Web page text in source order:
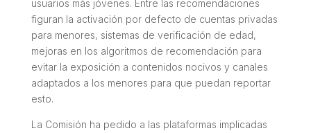
usuarios más jóvenes. Entre las recomendaciones
figuran la activación por defecto de cuentas privadas
para menores, sistemas de verificación de edad,
mejoras en los algoritmos de recomendación para
evitar la exposición a contenidos nocivos y canales
adaptados a los menores para que puedan reportar
esto.
La Comisión ha pedido a las plataformas implicadas